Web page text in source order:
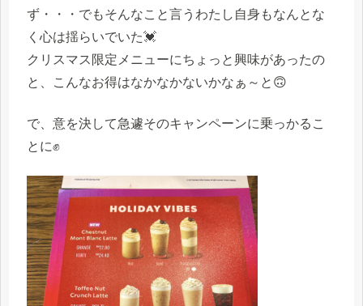
ず・・・でもそんなこと言うわたし自身もなんとな
く心は揺らいでいた💓
クリスマス限定メニューにちょっと興味があったの
と、こんなお得はなかなかないかなぁ～と🙃
で、意を決して急遽そのキャンペーンに乗っかるこ
とに✊